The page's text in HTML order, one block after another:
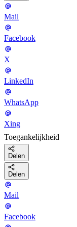
Mail
Facebook
X
LinkedIn
WhatsApp
Xing
Toegankelijkheid
Delen
Delen
Mail
Facebook